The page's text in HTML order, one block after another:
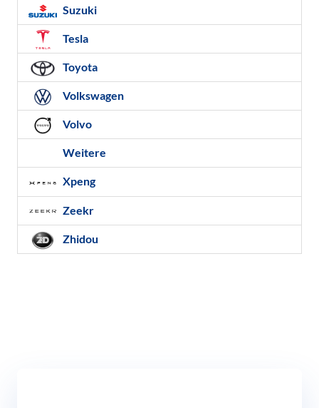
Suzuki
Tesla
Toyota
Volkswagen
Volvo
Weitere
Xpeng
Zeekr
Zhidou